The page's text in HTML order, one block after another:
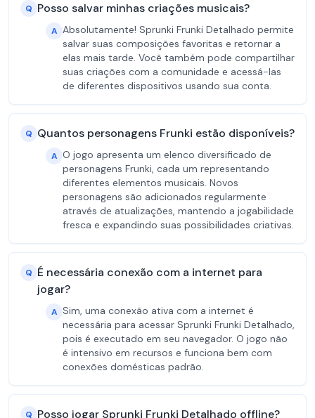
Q Posso salvar minhas criações musicais?
A Absolutamente! Sprunki Frunki Detalhado permite
salvar suas composições favoritas e retornar a
elas mais tarde. Você também pode compartilhar
suas criações com a comunidade e acessá-las
de diferentes dispositivos usando sua conta.
Q Quantos personagens Frunki estão disponíveis?
A O jogo apresenta um elenco diversificado de
personagens Frunki, cada um representando
diferentes elementos musicais. Novos
personagens são adicionados regularmente
através de atualizações, mantendo a jogabilidade
fresca e expandindo suas possibilidades criativas.
Q É necessária conexão com a internet para
jogar?
A Sim, uma conexão ativa com a internet é
necessária para acessar Sprunki Frunki Detalhado,
pois é executado em seu navegador. O jogo não
é intensivo em recursos e funciona bem com
conexões domésticas padrão.
Q Posso jogar Sprunki Frunki Detalhado offline?